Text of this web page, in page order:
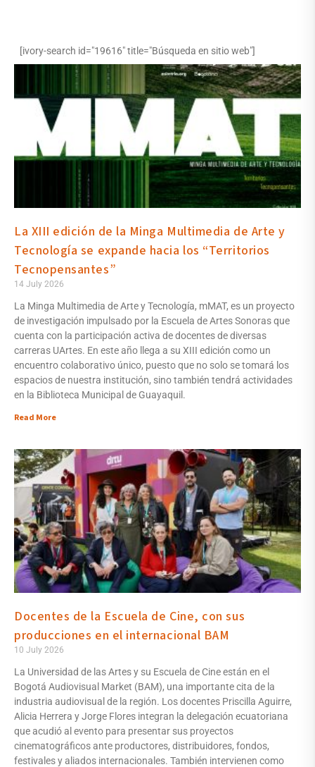
[ivory-search id="19616" title="Búsqueda en sitio web"]
La XIII edición de la Minga Multimedia de Arte y
Tecnología se expande hacia los “Territorios
Tecnopensantes”
14 July 2026
La Minga Multimedia de Arte y Tecnología, mMAT, es un proyecto
de investigación impulsado por la Escuela de Artes Sonoras que
cuenta con la participación activa de docentes de diversas
carreras UArtes. En este año llega a su XIII edición como un
encuentro colaborativo único, puesto que no solo se tomará los
espacios de nuestra institución, sino también tendrá actividades
en la Biblioteca Municipal de Guayaquil.
Read More
Docentes de la Escuela de Cine, con sus
producciones en el internacional BAM
10 July 2026
La Universidad de las Artes y su Escuela de Cine están en el
Bogotá Audiovisual Market (BAM), una importante cita de la
industria audiovisual de la región. Los docentes Priscilla Aguirre,
Alicia Herrera y Jorge Flores integran la delegación ecuatoriana
que acudió al evento para presentar sus proyectos
cinematográficos ante productores, distribuidores, fondos,
festivales y aliados internacionales. También intervienen como